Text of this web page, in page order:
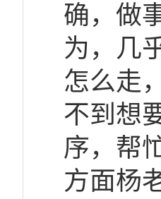
确，做
为，几
怎么走
不到想
序，帮
方面杨